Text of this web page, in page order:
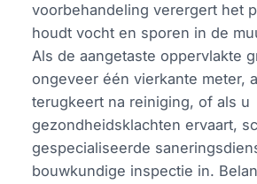
voorbehandeling verergert het
houdt vocht en sporen in de
Als de aangetaste oppervlakte
ongeveer één vierkante meter,
terugkeert na reiniging, of als u
gezondheidsklachten ervaart,
gespecialiseerde
bouwkundige inspectie in.